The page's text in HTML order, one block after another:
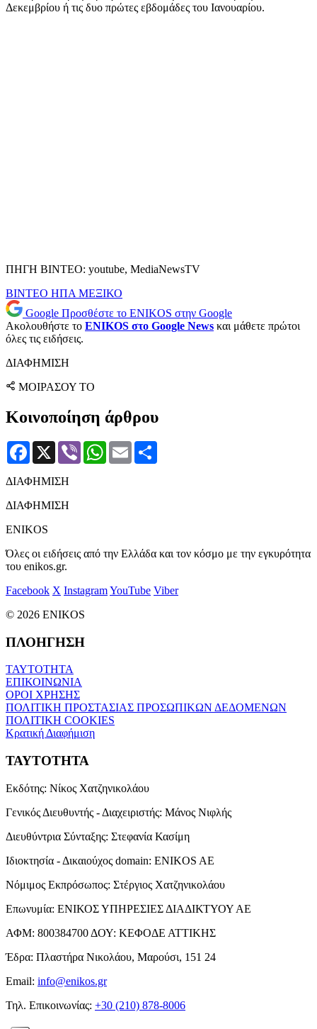
Δεκεμβρίου ή τις δυο πρώτες εβδομάδες του Ιανουαρίου.
ΠΗΓΗ ΒΙΝΤΕΟ: youtube, MediaNewsTV
ΒΙΝΤΕΟ ΗΠΑ ΜΕΞΙΚΟ
Google Προσθέστε το ENIKOS στην Google
Ακολουθήστε το ENIKOS στο Google News και μάθετε πρώτοι
όλες τις ειδήσεις.
ΔΙΑΦΗΜΙΣΗ
ΜΟΙΡΑΣΟΥ ΤΟ
Κοινοποίηση άρθρου
Facebook
X Viber WhatsApp
Email
ΔΙΑΦΗΜΙΣΗ
ΔΙΑΦΗΜΙΣΗ
ENIKOS
Όλες οι ειδήσεις από την Ελλάδα και τον κόσμο με την εγκυρότητα
του enikos.gr.
Facebook X InstagramYouTube Viber
© 2026 ENIKOS
ΠΛΟΗΓΗΣΗ
ΤΑΥΤΟΤΗΤΑ
ΕΠΙΚΟΙΝΩΝΙΑ
ΟΡΟΙ ΧΡΗΣΗΣ
ΠΟΛΙΤΙΚΗ ΠΡΟΣΤΑΣΙΑΣ ΠΡΟΣΩΠΙΚΩΝ ΔΕΔΟΜΕΝΩΝ
ΠΟΛΙΤΙΚΗ COOKIES
Κρατική Διαφήμιση
ΤΑΥΤΟΤΗΤΑ
Εκδότης: Νίκος Χατζηνικολάου
Γενικός Διευθυντής - Διαχειριστής: Μάνος Νιφλής
Διευθύντρια Σύνταξης: Στεφανία Κασίμη
Ιδιοκτησία - Δικαιούχος domain: ENIKOS AE
Νόμιμος Εκπρόσωπος: Στέργιος Χατζηνικολάου
Επωνυμία: ΕΝΙΚΟΣ ΥΠΗΡΕΣΙΕΣ ΔΙΑΔΙΚΤΥΟΥ ΑΕ
ΑΦΜ: 800384700 ΔΟΥ: ΚΕΦΟΔΕ ΑΤΤΙΚΗΣ
Έδρα: Πλαστήρα Νικολάου, Μαρούσι, 151 24
Email: info@enikos.gr
Τηλ. Επικοινωνίας: +30 (210) 878-8006